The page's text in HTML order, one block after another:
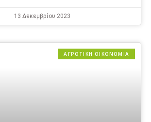
13 Δεκεμβρίου 2023
ΑΓΡΟΤΙΚΗ ΟΙΚΟΝΟΜΙΑ